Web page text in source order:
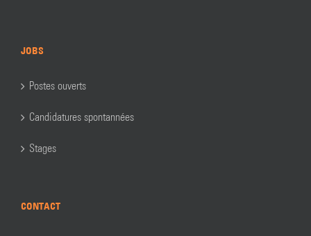
JOBS
Postes ouverts
Candidatures spontannées
Stages
CONTACT